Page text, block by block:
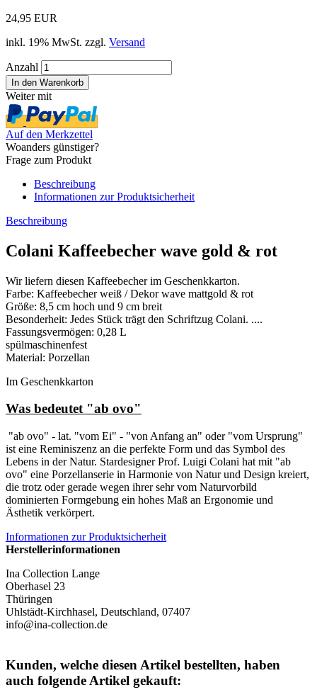
24,95 EUR
inkl. 19% MwSt. zzgl. Versand
Anzahl
Weiter mit
Auf den Merkzettel
Woanders günstiger?
Frage zum Produkt
Beschreibung
Informationen zur Produktsicherheit
Beschreibung
Colani Kaffeebecher wave gold & rot
Wir liefern diesen Kaffeebecher im Geschenkkarton.
Farbe: Kaffeebecher weiß / Dekor wave mattgold & rot
Größe: 8,5 cm hoch und 9 cm breit
Besonderheit: Jedes Stück trägt den Schriftzug Colani. ....
Fassungsvermögen: 0,28 L
spülmaschinenfest
Material: Porzellan
Im Geschenkkarton
Was bedeutet "ab ovo"
"ab ovo" - lat. "vom Ei" - "von Anfang an" oder "vom Ursprung"
ist eine Reminiszenz an die perfekte Form und das Symbol des
Lebens in der Natur. Stardesigner Prof. Luigi Colani hat mit "ab
ovo" eine Porzellanserie in Harmonie von Natur und Design kreiert,
die trotz oder gerade wegen ihrer sehr vom Naturvorbild
dominierten Formgebung ein hohes Maß an Ergonomie und
Ästhetik verkörpert.
Informationen zur Produktsicherheit
Herstellerinformationen
Ina Collection Lange
Oberhasel 23
Thüringen
Uhlstädt-Kirchhasel, Deutschland, 07407
info@ina-collection.de
Kunden, welche diesen Artikel bestellten, haben
auch folgende Artikel gekauft: